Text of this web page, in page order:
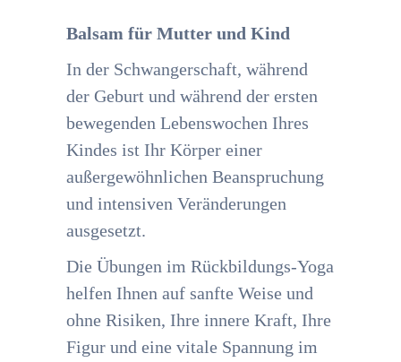
Balsam für Mutter und Kind
In der Schwangerschaft, während
der Geburt und während der ersten
bewegenden Lebenswochen Ihres
Kindes ist Ihr Körper einer
außergewöhnlichen Beanspruchung
und intensiven Veränderungen
ausgesetzt.
Die Übungen im Rückbildungs-Yoga
helfen Ihnen auf sanfte Weise und
ohne Risiken, Ihre innere Kraft, Ihre
Figur und eine vitale Spannung im